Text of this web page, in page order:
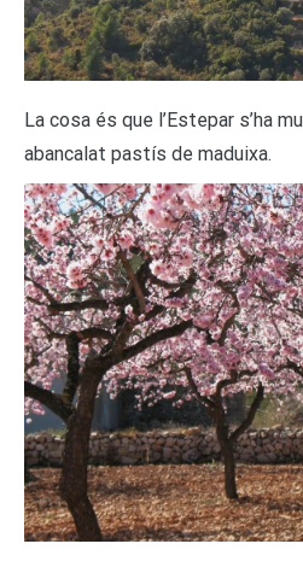
La cosa és que l’Estepar s’ha
abancalat pastís de maduixa.